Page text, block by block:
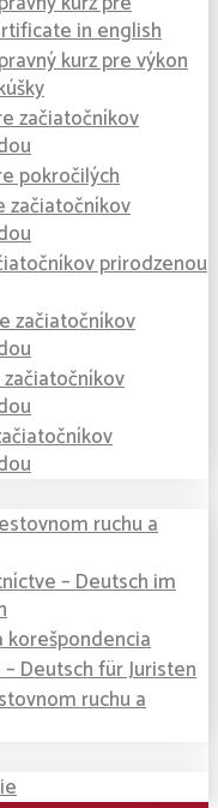
in english
kurz pre výkon
začiatočníkov
pokročilých
začiatočníkov
prirodzenou
začiatočníkov
ruchu a
– Deutsch im
korešpondencia
Deutsch für Juristen
ruchu a